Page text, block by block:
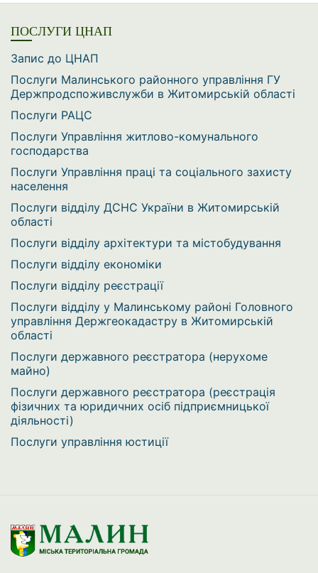
ПОСЛУГИ ЦНАП
Запис до ЦНАП
Послуги Малинського районного управління ГУ
Держпродспоживслужби в Житомирській області
Послуги РАЦС
Послуги Управління житлово-комунального
господарства
Послуги Управління праці та соціального захисту
населення
Послуги відділу ДСНС України в Житомирській
області
Послуги відділу архітектури та містобудування
Послуги відділу економіки
Послуги відділу реєстрації
Послуги відділу у Малинському районі Головного
управління Держгеокадастру в Житомирській
області
Послуги державного реєстратора (нерухоме
майно)
Послуги державного реєстратора (реєстрація
фізичних та юридичних осіб підприємницької
діяльності)
Послуги управління юстиції